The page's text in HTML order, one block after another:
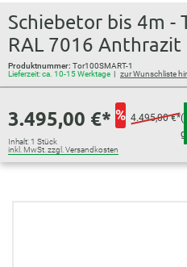
Schiebetor bis 4m -
RAL 7016 Anthrazit
Produktnummer: Tor100SMART-1
Lieferzeit: ca. 10-15 Werktage
zur Wunschliste
3.495,00 €* % 4.495,00 €*
Inhalt: 1 Stück
inkl. MwSt. zzgl. Versandkosten